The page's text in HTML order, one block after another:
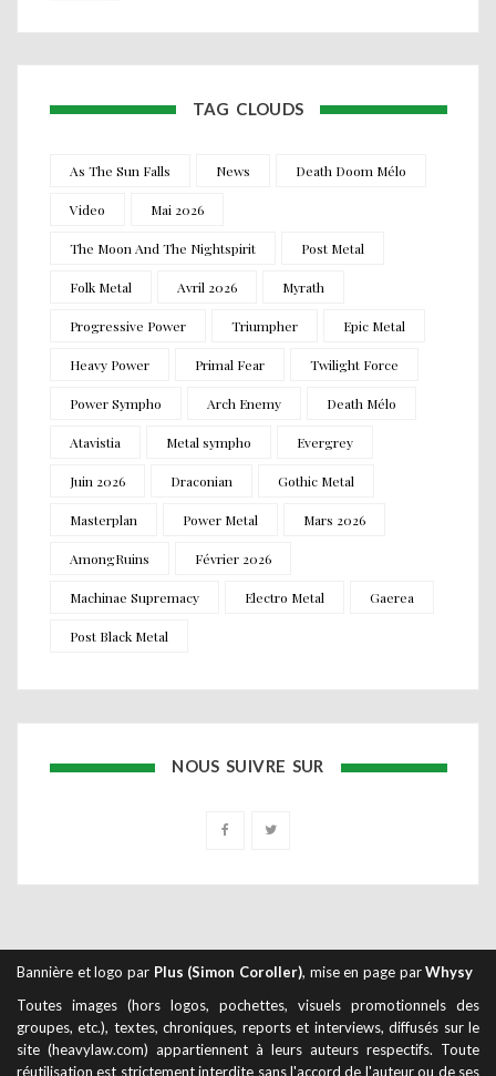
TAG CLOUDS
As The Sun Falls News Death Doom Mélo
Video Mai 2026
The Moon And The Nightspirit Post Metal
Folk Metal Avril 2026 Myrath
Progressive Power Triumpher Epic Metal
Heavy Power Primal Fear Twilight Force
Power Sympho Arch Enemy Death Mélo
Atavistia Metal sympho Evergrey
Juin 2026 Draconian Gothic Metal
Masterplan Power Metal Mars 2026
AmongRuins Février 2026
Machinae Supremacy Electro Metal Gaerea
Post Black Metal
NOUS SUIVRE SUR
Bannière et logo par Plus (Simon Coroller), mise en page parWhysy
Toutes images (hors logos, pochettes, visuels promotionnels des
groupes, etc.), textes, chroniques, reports et interviews, diffusés sur le
site (heavylaw.com) appartiennent à leurs auteurs respectifs. Toute
réutilisation est strictement interdite sans l'accord de l'auteur ou de ses